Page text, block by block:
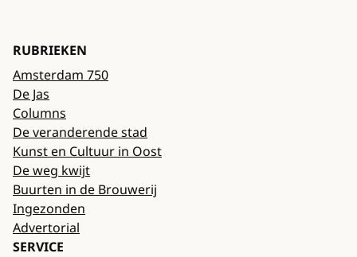
RUBRIEKEN
Amsterdam 750
De Jas
Columns
De veranderende stad
Kunst en Cultuur in Oost
De weg kwijt
Buurten in de Brouwerij
Ingezonden
Advertorial
SERVICE